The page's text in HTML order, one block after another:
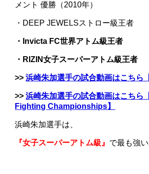
メント 優勝（2010年）
・DEEP JEWELSストロー級王者
・Invicta FC世界アトム級王者
・RIZIN女子スーパーアトム級王者
>>浜崎朱加選手の試合動画はこちら
>>浜崎朱加選手の試合動画はこちら
Fighting Championships】
浜崎朱加選手は、
『女子スーパーアトム級』 で最も強